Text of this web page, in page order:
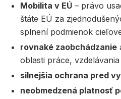
Mobilita v EÚ – právo
štáte EÚ za
splnení podmienok
rovnaké zaobchádzanie
oblasti práce,
silnejšia ochrana pred
neobmedzená platnosť